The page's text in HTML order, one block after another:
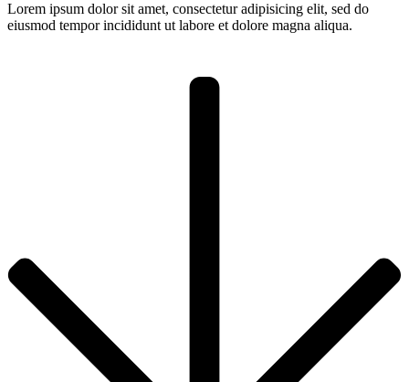
Lorem ipsum dolor sit amet, consectetur adipisicing elit, sed do
eiusmod tempor incididunt ut labore et dolore magna aliqua.